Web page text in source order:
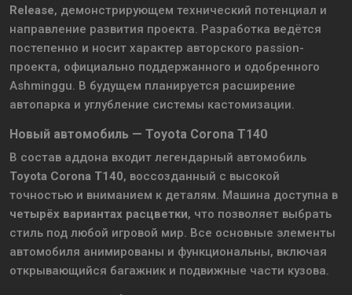
Release, демонстрирующем технический потенциал и
направление развития проекта. Разработка ведётся
постепенно и носит характер авторского passion-
проекта, официально поддержанного и одобренного
Ashminggu. В будущем планируется расширение
автопарка и углубление системы кастомизации.
Новый автомобиль — Toyota Corona T140
В состав аддона входит легендарный автомобиль
Toyota Corona T140, воссозданный с высокой
точностью и вниманием к деталям. Машина доступна в
четырёх вариантах расцветки, что позволяет выбрать
стиль под любой игровой мир. Все основные элементы
автомобиля анимированы и функциональны, включая
открывающийся багажник и подвижные части кузова.